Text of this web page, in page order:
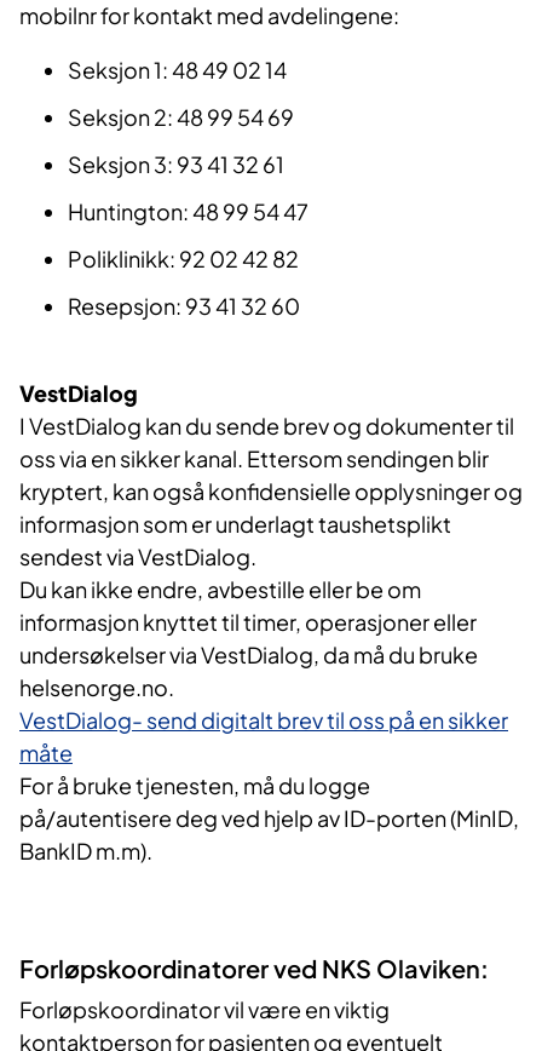
mobilnr for kontakt med avdelingene:
Seksjon 1: 48 49 02 14
Seksjon 2: 48 99 54 69
Seksjon 3: 93 41 32 61
Huntington: 48 99 54 47
Poliklinikk: 92 02 42 82
Resepsjon: 93 41 32 60
VestDialog
I VestDialog kan du sende brev og dokumenter til
oss via en sikker kanal. Ettersom sendingen blir
kryptert, kan også konfidensielle opplysninger og
informasjon som er underlagt taushetsplikt
sendest via VestDialog.
Du kan ikke endre, avbestille eller be om
informasjon knyttet til timer, operasjoner eller
undersøkelser via VestDialog, da må du bruke
helsenorge.no.
VestDialog- send digitalt brev til oss på en sikker
måte​
For å bruke tjenesten, må du logge
på/autentisere deg ved hjelp av ID-porten (MinID,
BankID m.m)​.
Forløpskoordinatorer ved NKS Olaviken:
Forløpskoordinator vil være en viktig
kontaktperson for pasienten og eventuelt